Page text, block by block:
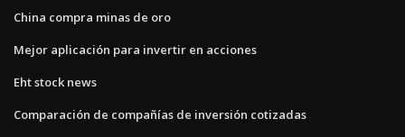
China compra minas de oro
Mejor aplicación para invertir en acciones
Eht stock news
Comparación de compañías de inversión cotizadas